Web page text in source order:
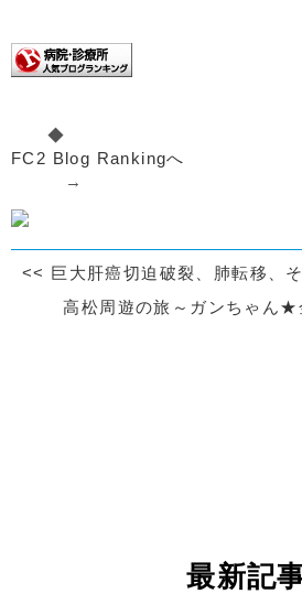
◆
FC2 Blog Rankingへ
→
<< 巨大肝癌切迫破裂、肺転移、
高松周遊の旅～ガンちゃん
最新記